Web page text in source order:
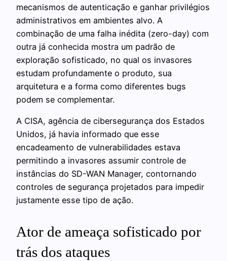
mecanismos de autenticação e ganhar privilégios
administrativos em ambientes alvo. A
combinação de uma falha inédita (zero-day) com
outra já conhecida mostra um padrão de
exploração sofisticado, no qual os invasores
estudam profundamente o produto, sua
arquitetura e a forma como diferentes bugs
podem se complementar.
A CISA, agência de cibersegurança dos Estados
Unidos, já havia informado que esse
encadeamento de vulnerabilidades estava
permitindo a invasores assumir controle de
instâncias do SD-WAN Manager, contornando
controles de segurança projetados para impedir
justamente esse tipo de ação.
Ator de ameaça sofisticado por
trás dos ataques